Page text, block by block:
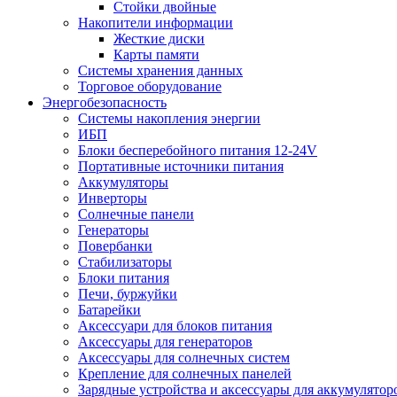
Стойки двойные
Накопители информации
Жесткие диски
Карты памяти
Системы хранения данных
Торговое оборудование
Энергобезопасность
Системы накопления энергии
ИБП
Блоки бесперебойного питания 12-24V
Портативные источники питания
Аккумуляторы
Инверторы
Солнечные панели
Генераторы
Повербанки
Стабилизаторы
Блоки питания
Печи, буржуйки
Батарейки
Аксессуари для блоков питания
Аксессуары для генераторов
Аксессуары для солнечных систем
Крепление для солнечных панелей
Зарядные устройства и аксессуары для